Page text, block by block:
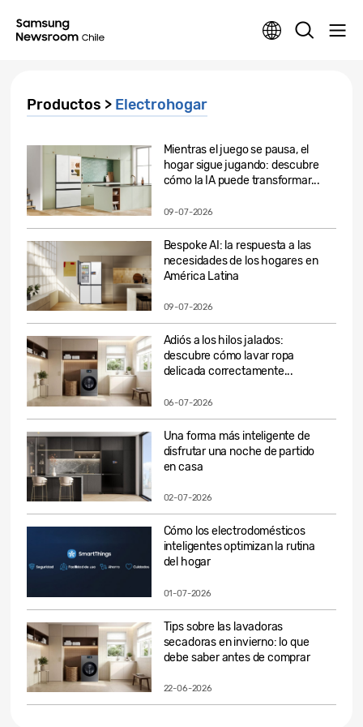
Productos > Electrohogar
Mientras el juego se pausa, el
hogar sigue jugando: descubre
cómo la IA puede transformar...
09-07-2026
Bespoke AI: la respuesta a las
necesidades de los hogares en
América Latina
09-07-2026
Adiós a los hilos jalados:
descubre cómo lavar ropa
delicada correctamente...
06-07-2026
Una forma más inteligente de
disfrutar una noche de partido
en casa
02-07-2026
Cómo los electrodomésticos
inteligentes optimizan la rutina
del hogar
01-07-2026
Tips sobre las lavadoras
secadoras en invierno: lo que
debe saber antes de comprar
22-06-2026